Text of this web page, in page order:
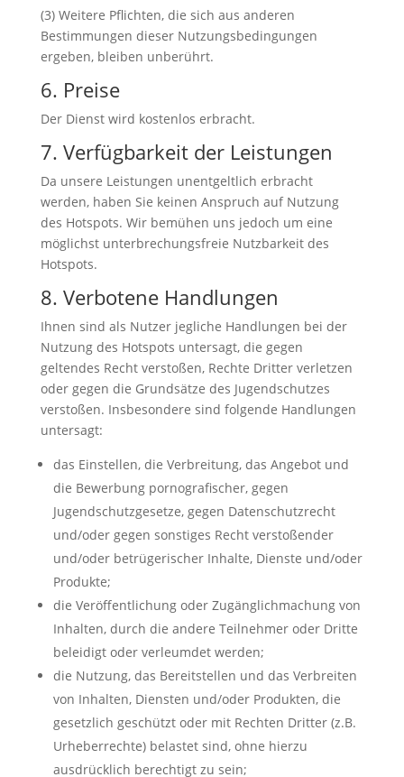
(3) Weitere Pflichten, die sich aus anderen
Bestimmungen dieser Nutzungsbedingungen
ergeben, bleiben unberührt.
6. Preise
Der Dienst wird kostenlos erbracht.
7. Verfügbarkeit der Leistungen
Da unsere Leistungen unentgeltlich erbracht
werden, haben Sie keinen Anspruch auf Nutzung
des Hotspots. Wir bemühen uns jedoch um eine
möglichst unterbrechungsfreie Nutzbarkeit des
Hotspots.
8. Verbotene Handlungen
Ihnen sind als Nutzer jegliche Handlungen bei der
Nutzung des Hotspots untersagt, die gegen
geltendes Recht verstoßen, Rechte Dritter verletzen
oder gegen die Grundsätze des Jugendschutzes
verstoßen. Insbesondere sind folgende Handlungen
untersagt:
das Einstellen, die Verbreitung, das Angebot und
die Bewerbung pornografischer, gegen
Jugendschutzgesetze, gegen Datenschutzrecht
und/oder gegen sonstiges Recht verstoßender
und/oder betrügerischer Inhalte, Dienste und/oder
Produkte;
die Veröffentlichung oder Zugänglichmachung von
Inhalten, durch die andere Teilnehmer oder Dritte
beleidigt oder verleumdet werden;
die Nutzung, das Bereitstellen und das Verbreiten
von Inhalten, Diensten und/oder Produkten, die
gesetzlich geschützt oder mit Rechten Dritter (z.B.
Urheberrechte) belastet sind, ohne hierzu
ausdrücklich berechtigt zu sein;